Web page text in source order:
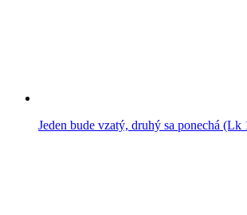
Jeden bude vzatý, druhý sa ponechá (Lk